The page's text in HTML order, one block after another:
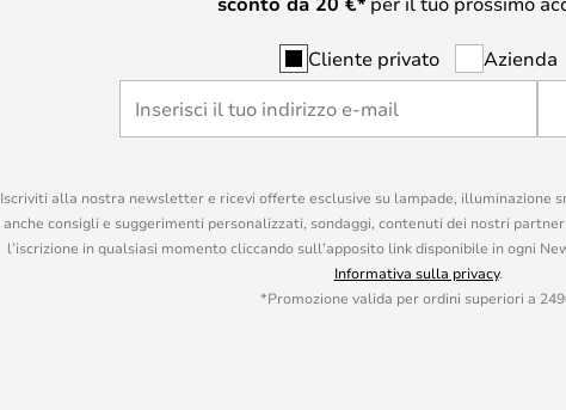
Cliente privato Azienda
Iscriviti alla nostra newsletter e ricevi offerte esclusive su lampade, illuminazione
anche consigli e suggerimenti personalizzati, sondaggi, contenuti dei nostri
l’iscrizione in qualsiasi momento cliccando sull’apposito link disponibile in ogni
Informativa sulla privacy.
*Promozione valida per ordini superiori a